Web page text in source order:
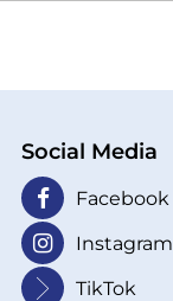
Social Media
Facebook
Instagram
TikTok